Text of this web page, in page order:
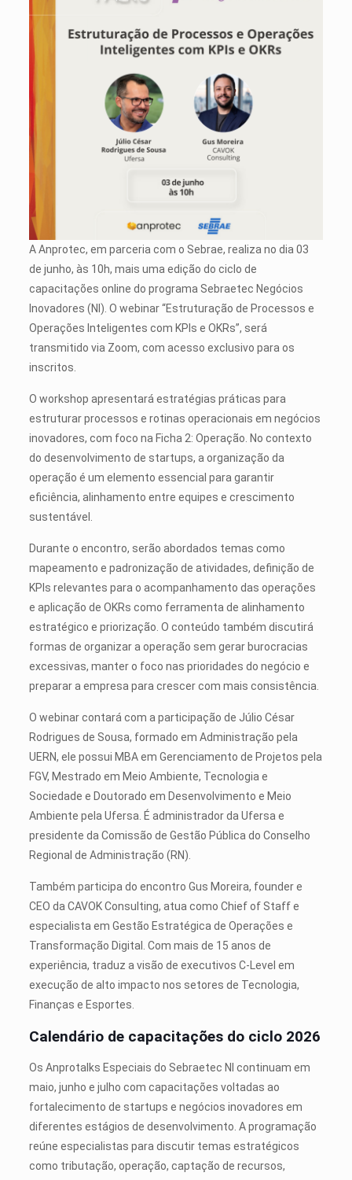
A Anprotec, em parceria com o Sebrae, realiza no dia 03
de junho, às 10h, mais uma edição do ciclo de
capacitações online do programa Sebraetec Negócios
Inovadores (NI). O webinar “Estruturação de Processos e
Operações Inteligentes com KPIs e OKRs”, será
transmitido via Zoom, com acesso exclusivo para os
inscritos.
O workshop apresentará estratégias práticas para
estruturar processos e rotinas operacionais em negócios
inovadores, com foco na Ficha 2: Operação. No contexto
do desenvolvimento de startups, a organização da
operação é um elemento essencial para garantir
eficiência, alinhamento entre equipes e crescimento
sustentável.
Durante o encontro, serão abordados temas como
mapeamento e padronização de atividades, definição de
KPIs relevantes para o acompanhamento das operações
e aplicação de OKRs como ferramenta de alinhamento
estratégico e priorização. O conteúdo também discutirá
formas de organizar a operação sem gerar burocracias
excessivas, manter o foco nas prioridades do negócio e
preparar a empresa para crescer com mais consistência.
O webinar contará com a participação de Júlio César
Rodrigues de Sousa, formado em Administração pela
UERN, ele possui MBA em Gerenciamento de Projetos pela
FGV, Mestrado em Meio Ambiente, Tecnologia e
Sociedade e Doutorado em Desenvolvimento e Meio
Ambiente pela Ufersa. É administrador da Ufersa e
presidente da Comissão de Gestão Pública do Conselho
Regional de Administração (RN).
Também participa do encontro Gus Moreira, founder e
CEO da CAVOK Consulting, atua como Chief of Staff e
especialista em Gestão Estratégica de Operações e
Transformação Digital. Com mais de 15 anos de
experiência, traduz a visão de executivos C-Level em
execução de alto impacto nos setores de Tecnologia,
Finanças e Esportes.
Calendário de capacitações do ciclo 2026
Os Anprotalks Especiais do Sebraetec NI continuam em
maio, junho e julho com capacitações voltadas ao
fortalecimento de startups e negócios inovadores em
diferentes estágios de desenvolvimento. A programação
reúne especialistas para discutir temas estratégicos
como tributação, operação, captação de recursos,